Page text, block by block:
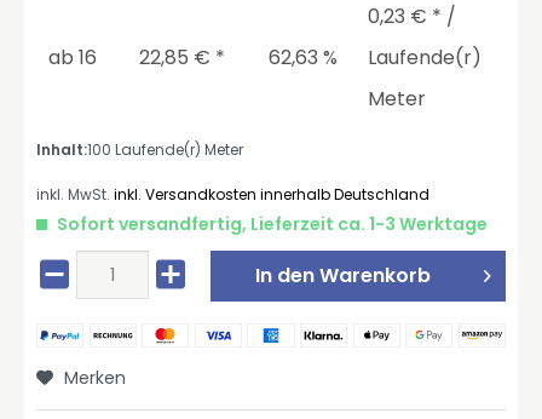
ab 16 22,85 € * 62,63 %
0,23 € * /
Laufende(r)
Meter
Inhalt:100 Laufende(r) Meter
inkl. MwSt. inkl. Versandkosten innerhalb Deutschland
Sofort versandfertig, Lieferzeit ca. 1-3 Werktage
In denWarenkorb
Merken